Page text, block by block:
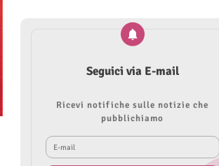
Seguici via E-mail
Ricevi notifiche sulle notizie che
pubblichiamo